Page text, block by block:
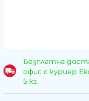
Безплатна
офис с куриер
5 кг.